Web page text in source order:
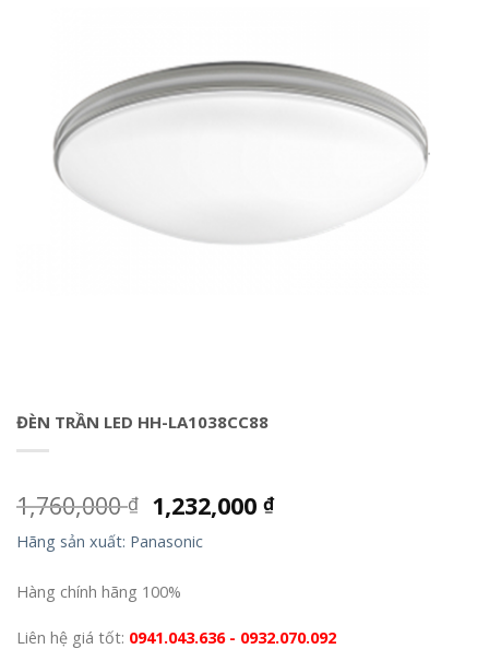
ĐÈN TRẦN LED HH-LA1038CC88
1,760,000₫ 1,232,000₫
Hãng sản xuất: Panasonic
Hàng chính hãng 100%
Liên hệ giá tốt: 0941.043.636 - 0932.070.092